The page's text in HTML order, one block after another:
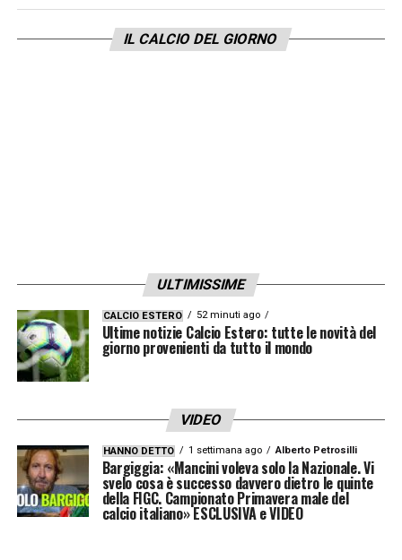
dello Scudetto.
IL CALCIO DEL GIORNO
ULTIMISSIME
CALCIO ESTERO 52 minuti ago
Ultime notizie Calcio Estero: tutte le novità del
giorno provenienti da tutto il mondo
VIDEO
HANNO DETTO 1 settimana ago Alberto Petrosilli
Bargiggia: «Mancini voleva solo la Nazionale. Vi
svelo cosa è successo davvero dietro le quinte
della FIGC. Campionato Primavera male del
calcio italiano» ESCLUSIVA e VIDEO